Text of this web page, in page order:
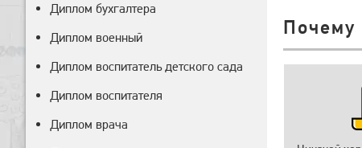
Диплом бухгалтера
Диплом военный
Диплом воспитатель детского сада
Диплом воспитателя
Диплом врача